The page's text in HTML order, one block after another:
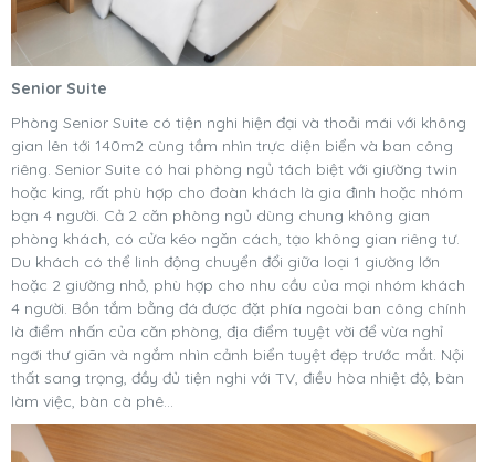
Senior Suite
Phòng Senior Suite có tiện nghi hiện đại và thoải mái với không
gian lên tới 140m2 cùng tầm nhìn trực diện biển và ban công
riêng. Senior Suite có hai phòng ngủ tách biệt với giường twin
hoặc king, rất phù hợp cho đoàn khách là gia đình hoặc nhóm
bạn 4 người. Cả 2 căn phòng ngủ dùng chung không gian
phòng khách, có cửa kéo ngăn cách, tạo không gian riêng tư.
Du khách có thể linh động chuyển đổi giữa loại 1 giường lớn
hoặc 2 giường nhỏ, phù hợp cho nhu cầu của mọi nhóm khách
4 người. Bồn tắm bằng đá được đặt phía ngoài ban công chính
là điểm nhấn của căn phòng, địa điểm tuyệt vời để vừa nghỉ
ngơi thư giãn và ngắm nhìn cảnh biển tuyệt đẹp trước mắt. Nội
thất sang trọng, đầy đủ tiện nghi với TV, điều hòa nhiệt độ, bàn
làm việc, bàn cà phê...